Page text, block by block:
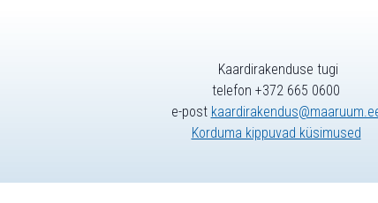
Kaardirakenduse tugi
telefon +372 665 0600
e-post
Korduma kippuvad küsimused